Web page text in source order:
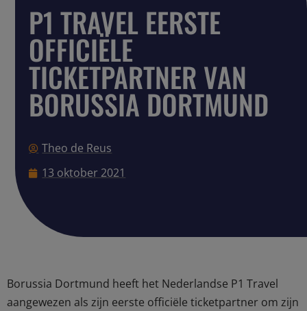
P1 TRAVEL EERSTE
OFFICIËLE
TICKETPARTNER VAN
BORUSSIA DORTMUND
Theo de Reus
13 oktober 2021
Borussia Dortmund heeft het Nederlandse P1 Travel
aangewezen als zijn eerste officiële ticketpartner om zijn